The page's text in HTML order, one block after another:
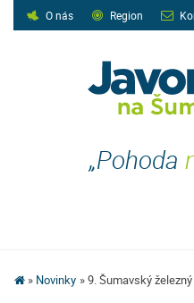
O nás Region
„Pohoda
Novinky 9. Šumavský